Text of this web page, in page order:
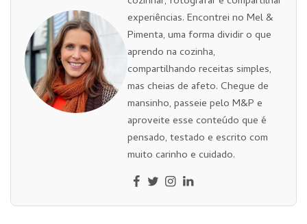
experiências. Encontrei no Mel &
Pimenta, uma forma dividir o que
aprendo na cozinha,
compartilhando receitas simples,
mas cheias de afeto. Chegue de
mansinho, passeie pelo M&P e
aproveite esse conteúdo que é
pensado, testado e escrito com
muito carinho e cuidado.